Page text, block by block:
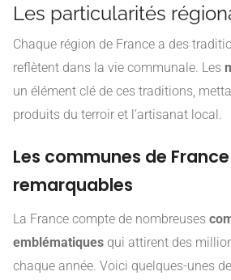
Les particularités
Chaque région de France a des
reflètent dans la vie communale. Les
un élément clé de ces traditions,
produits du terroir et l’artisanat local.
Les communes de
remarquables
La France compte de nombreuses
emblématiques qui attirent des
chaque année. Voici quelques-unes